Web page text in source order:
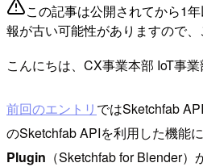
この記事は公開されてから1
報が古い可能性がありますので、
こんにちは、CX事業本部 IoT事業
前回のエントリ ではSketchfab
のSketchfab APIを利用した機能に
Plugin （Sketchfab for Blender）